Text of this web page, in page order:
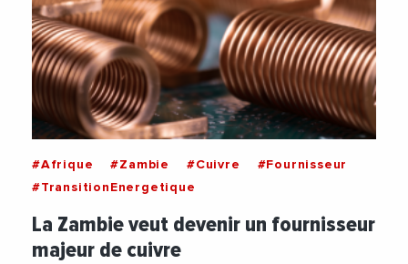
#Afrique #Zambie #Cuivre
#Fournisseur
#TransitionEnergetique
La Zambie veut devenir un fournisseur
majeur de cuivre